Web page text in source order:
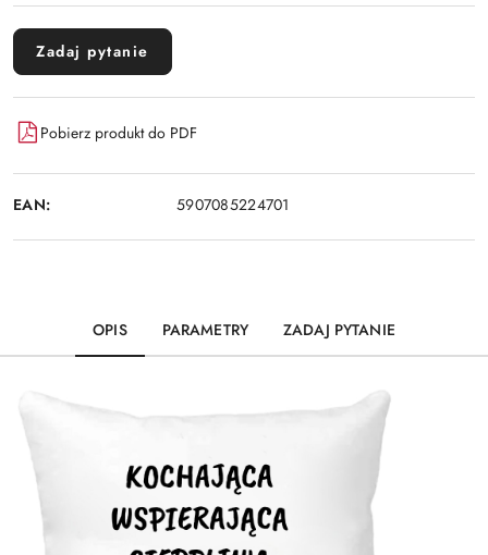
Zadaj pytanie
Pobierz produkt do PDF
EAN: 5907085224701
OPIS PARAMETRY ZADAJ PYTANIE